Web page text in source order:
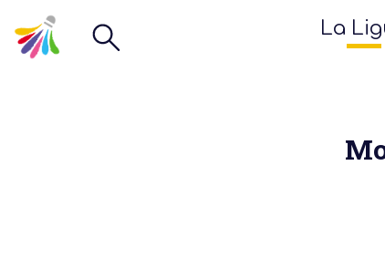
La